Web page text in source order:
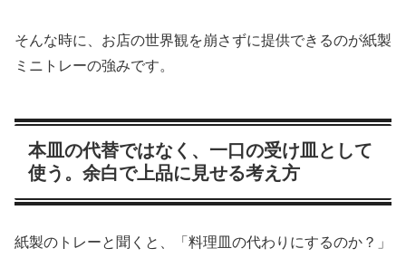
そんな時に、お店の世界観を崩さずに提供できるのが紙製
ミニトレーの強みです。
本皿の代替ではなく、一口の受け皿として
使う。余白で上品に見せる考え方
紙製のトレーと聞くと、「料理皿の代わりにするのか？」